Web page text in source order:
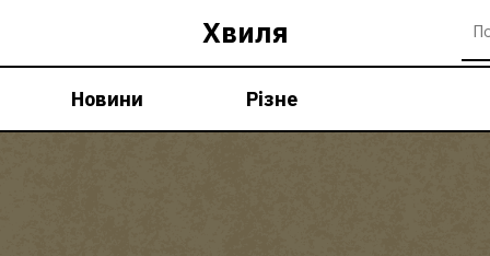
Хвиля
Новини Різне